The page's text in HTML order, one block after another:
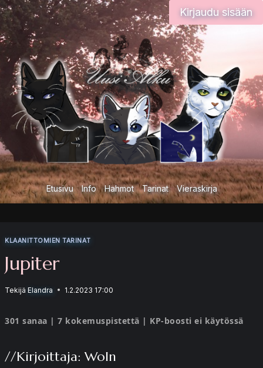
Siirry
sisältöön
Kirjaudu sisään
Etusivu Info Hahmot Tarinat Vieraskirja
KLAANITTOMIEN TARINAT
Jupiter
Tekijä Elandra 1.2.2023 17:00
301 sanaa | 7 kokemuspistettä | KP-boosti ei käytössä
//Kirjoittaja: Woln